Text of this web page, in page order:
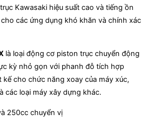
Kawasaki hiệu suất cao và tiếng ồn
các ứng dụng khó khăn và chính xác
là loại động cơ piston trục chuyển động
kỳ nhỏ gọn với phanh đỗ tích hợp
kế cho chức năng xoay của máy xúc,
các loại máy xây dựng khác.
250cc chuyển vị